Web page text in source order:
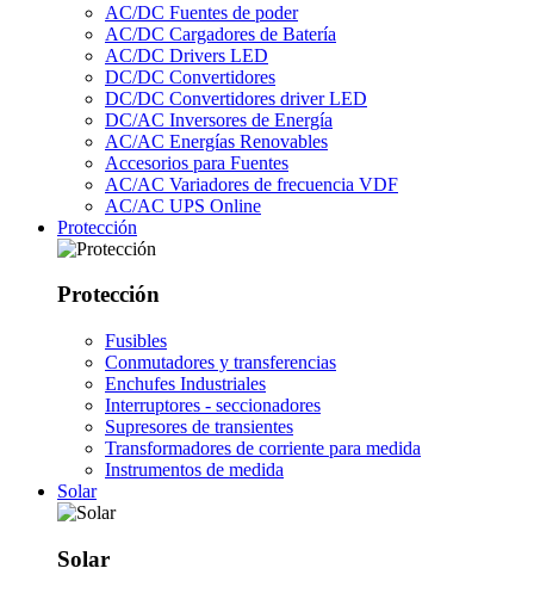
AC/DC Fuentes de poder
AC/DC Cargadores de Batería
AC/DC Drivers LED
DC/DC Convertidores
DC/DC Convertidores driver LED
DC/AC Inversores de Energía
AC/AC Energías Renovables
Accesorios para Fuentes
AC/AC Variadores de frecuencia VDF
AC/AC UPS Online
Protección
Protección
Fusibles
Conmutadores y transferencias
Enchufes Industriales
Interruptores - seccionadores
Supresores de transientes
Transformadores de corriente para medida
Instrumentos de medida
Solar
Solar